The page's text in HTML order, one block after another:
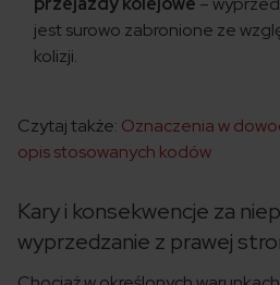
jest surowo zabronione ze
kolizji.
Czytaj także: Oznaczenia w
opis stosowanych kodów
Kary i konsekwencje za
wyprzedzanie z prawej